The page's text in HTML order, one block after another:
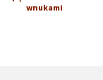
wnukami